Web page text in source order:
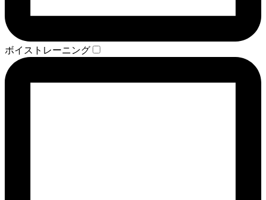
ボイストレーニング